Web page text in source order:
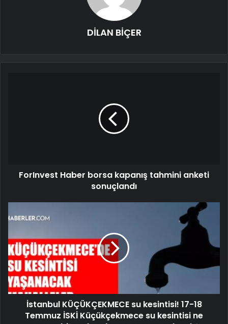
DİLAN BİÇER
ForInvest Haber borsa kapanış tahmini anketi
sonuçlandı
İstanbul KÜÇÜKÇEKMECE su kesintisi! 17-18
Temmuz İSKİ Küçükçekmece su kesintisi ne